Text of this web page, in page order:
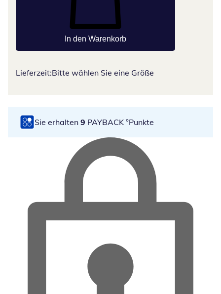
In den Warenkorb
Lieferzeit:Bitte wählen Sie eine Größe
Sie erhalten 9 PAYBACK °Punkte